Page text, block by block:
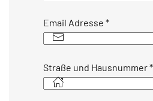
Email Adresse *
Straße und Hausnummer*